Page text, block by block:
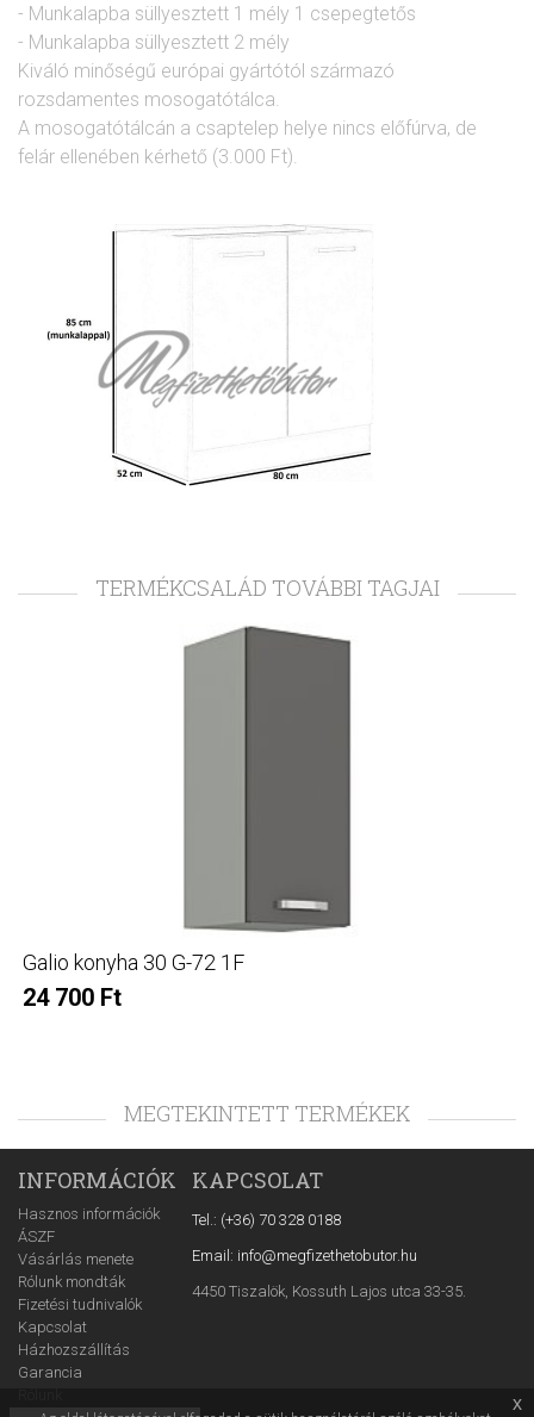
- Munkalapba süllyesztett 1 mély 1 csepegtetős
- Munkalapba süllyesztett 2 mély
Kiváló minőségű európai gyártótól származó
rozsdamentes mosogatótálca.
A mosogatótálcán a csaptelep helye nincs előfúrva, de
felár ellenében kérhető (3.000 Ft).
TERMÉKCSALÁD TOVÁBBI TAGJAI
Galio konyha 30 G-72 1F
24 700 Ft
MEGTEKINTETT TERMÉKEK
x
INFORMÁCIÓK
Hasznos információk
ÁSZF
Vásárlás menete
Rólunk mondták
Fizetési tudnivalók
Kapcsolat
Házhozszállítás
Garancia
KAPCSOLAT
Tel.: (+36) 70 328 0188
Email: info@megfizethetobutor.hu
4450 Tiszalök, Kossuth Lajos utca 33-35.